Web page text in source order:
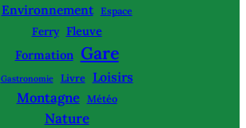
Environnement Espace
Ferry Fleuve
Formation Gare
Gastronomie Livre Loisirs
Montagne Météo
Nature